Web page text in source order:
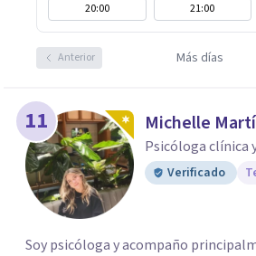
20:00 21:00
Anterior Más días
11 Michelle
Psicóloga clínica
Verificado
Soy psicóloga y acompaño